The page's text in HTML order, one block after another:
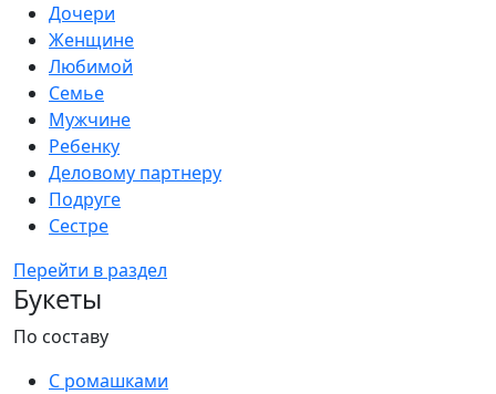
Дочери
Женщине
Любимой
Семье
Мужчине
Ребенку
Деловому партнеру
Подруге
Сестре
Перейти в раздел
Букеты
По составу
С ромашками